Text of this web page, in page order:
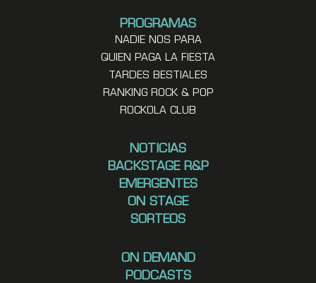
PROGRAMAS
NADIE NOS PARA
QUIEN PAGA LA FIESTA
TARDES BESTIALES
RANKING ROCK & POP
ROCKOLA CLUB
NOTICIAS
BACKSTAGE R&P
EMERGENTES
ON STAGE
SORTEOS
ON DEMAND
PODCASTS